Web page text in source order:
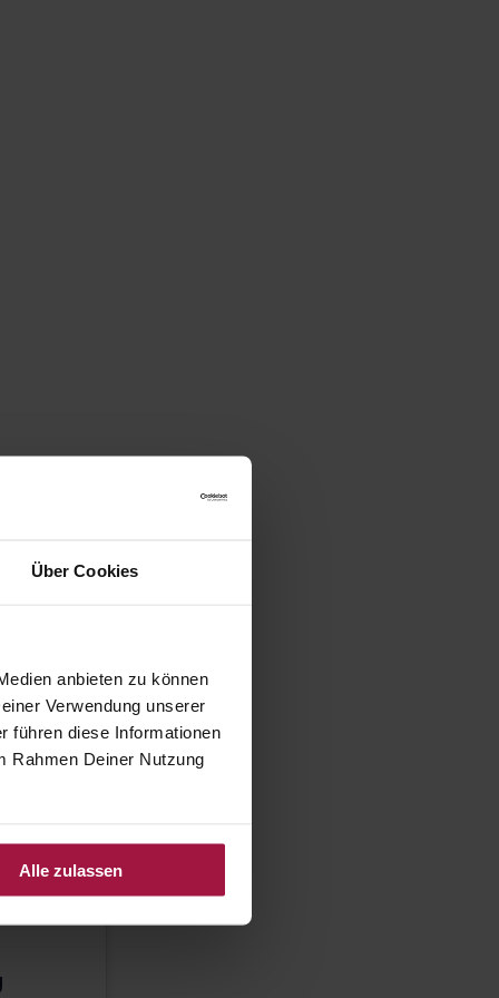
Über Cookies
anbieten zu können
Verwendung unserer
führen diese Informationen
Rahmen Deiner Nutzung
Alle zulassen